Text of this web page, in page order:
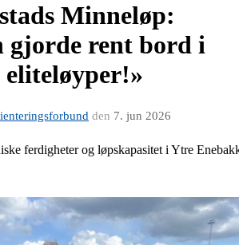
Minneløp:
gjorde rent bord i
eliteløyper!»
den 7. jun 2026
ferdigheter og løpskapasitet i Ytre